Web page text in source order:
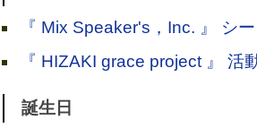
『 Mix Speaker's，Inc. 』 シ
『 HIZAKI grace project 』 活
誕生日